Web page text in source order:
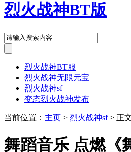
烈火战神BT版
烈火战神BT服
烈火战神无限元宝
烈火战神sf
变态烈火战神发布
当前位置： 主页 > 烈火战神sf> 正
舞蹈音乐 点燃《